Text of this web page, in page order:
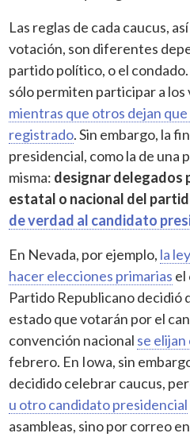
Las reglas de cada caucus,
votación, son diferentes
partido político, o el
sólo permiten participar a
mientras que otros dejan
registrado. Sin embargo, la
presidencial, como la de una
misma: designar delegados
estatal o nacional del
de verdad al candidato
En Nevada, por ejemplo, la
hacer elecciones primarias el
Partido Republicano decidió
estado que votarán por el
convención nacional se elijan
febrero. En Iowa, sin
decidido celebrar caucus,
u otro candidato presidencial
asambleas, sino por correo